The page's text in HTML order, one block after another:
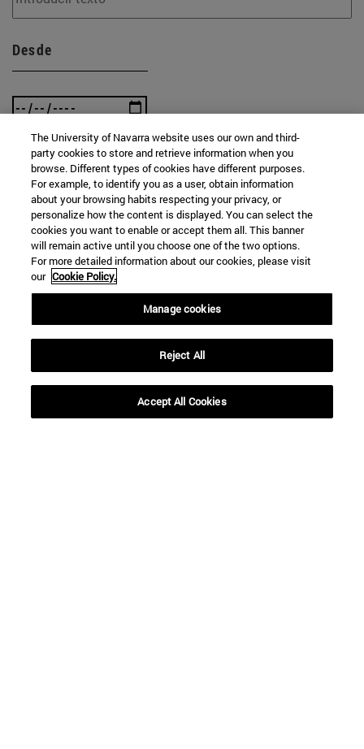
Desde
Hasta
BUSCAR
The University of Navarra website uses our own and third-
party cookies to store and retrieve information when you
browse. Different types of cookies have different purposes.
For example, to identify you as a user, obtain information
about your browsing habits respecting your privacy, or
personalize how the content is displayed. You can select the
cookies you want to enable or accept them all. This banner
will remain active until you choose one of the two options.
For more detailed information about our cookies, please visit
our Cookie Policy.
Manage cookies
Reject All
Accept All Cookies